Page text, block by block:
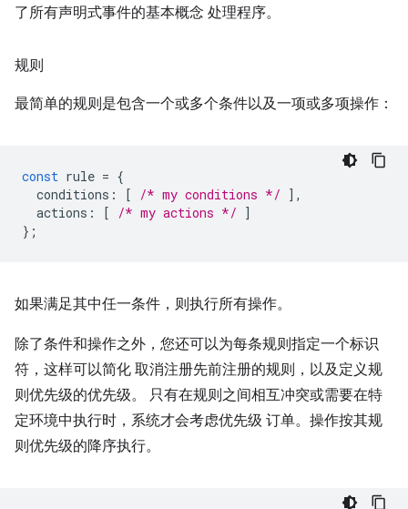
了所有声明式事件的基本概念 处理程序。
规则
最简单的规则是包含一个或多个条件以及一项或多项操作：
const rule = {
conditions : [ /* my conditions */ ],
actions : [ /* my actions */ ]
};
如果满足其中任一条件，则执行所有操作。
除了条件和操作之外，您还可以为每条规则指定一个标识
符，这样可以简化 取消注册先前注册的规则，以及定义规
则优先级的优先级。 只有在规则之间相互冲突或需要在特
定环境中执行时，系统才会考虑优先级 订单。操作按其规
则优先级的降序执行。